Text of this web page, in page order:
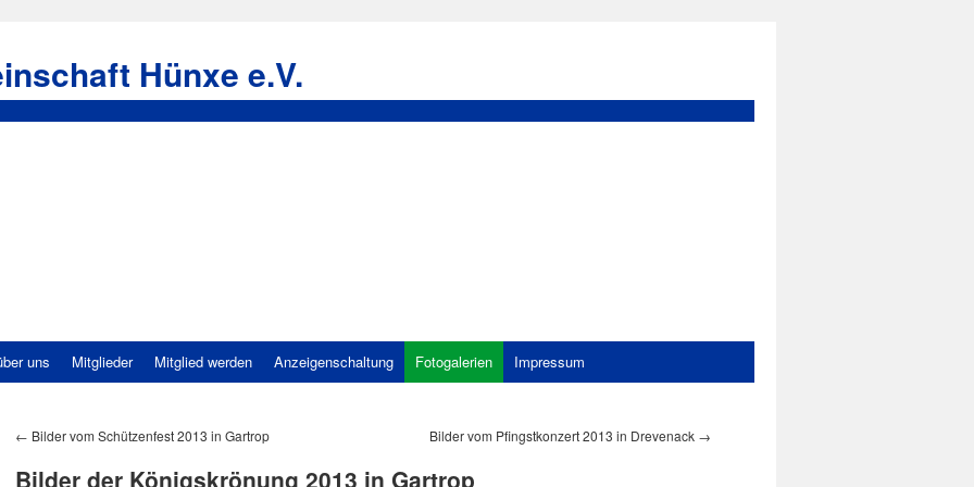
Hünxe e.V.
uns Mitglieder Mitglied werden Anzeigenschaltung Fotogalerien Impressum
← Bilder vom Schützenfest 2013 in Gartrop Bilder vom Pfingstkonzert 2013 in Drevenack →
Bilder der Königskrönung 2013 in Gartrop